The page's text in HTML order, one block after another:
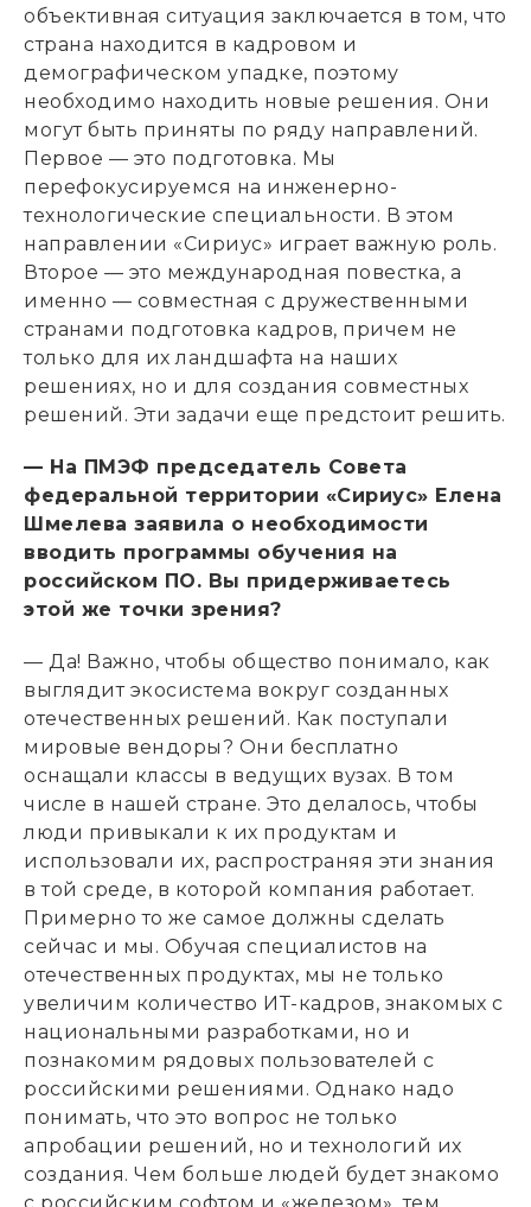
объективная ситуация заключается в том, что
страна находится в кадровом и
демографическом упадке, поэтому
необходимо находить новые решения. Они
могут быть приняты по ряду направлений.
Первое — это подготовка. Мы
перефокусируемся на инженерно-
технологические специальности. В этом
направлении «Сириус» играет важную роль.
Второе — это международная повестка, а
именно — совместная с дружественными
странами подготовка кадров, причем не
только для их ландшафта на наших
решениях, но и для создания совместных
решений. Эти задачи еще предстоит решить.
— На ПМЭФ председатель Совета
федеральной территории «Сириус» Елена
Шмелева заявила о необходимости
вводить программы обучения на
российском ПО. Вы придерживаетесь
этой же точки зрения?
— Да! Важно, чтобы общество понимало, как
выглядит экосистема вокруг созданных
отечественных решений. Как поступали
мировые вендоры? Они бесплатно
оснащали классы в ведущих вузах. В том
числе в нашей стране. Это делалось, чтобы
люди привыкали к их продуктам и
использовали их, распространяя эти знания
в той среде, в которой компания работает.
Примерно то же самое должны сделать
сейчас и мы. Обучая специалистов на
отечественных продуктах, мы не только
увеличим количество ИТ-кадров, знакомых с
национальными разработками, но и
познакомим рядовых пользователей с
российскими решениями. Однако надо
понимать, что это вопрос не только
апробации решений, но и технологий их
создания. Чем больше людей будет знакомо